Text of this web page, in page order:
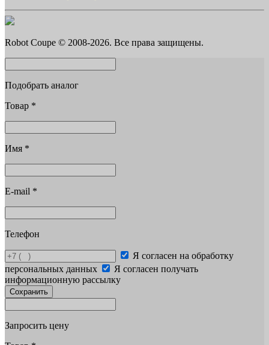
Robot Coupe © 2008-2026. Все права защищены.
Подобрать аналог
Товар *
Имя *
E-mail *
Телефон
Я согласен на обработку
персональных данных
Я согласен получать
информационную рассылку
Сохранить
Запросить цену